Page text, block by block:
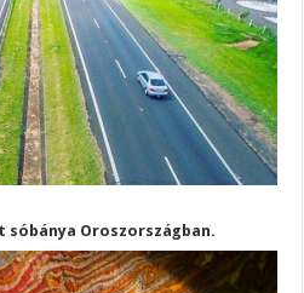
Oroszországban.